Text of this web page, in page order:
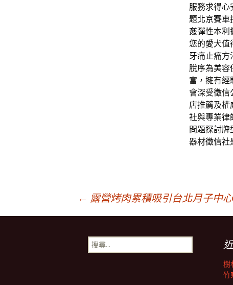
服務求得心
題北京賽車
姦彈性本利
您的愛犬值
牙痛止痛方
脫序為美容
富，擁有經
會深受徵信
店推薦及權
社與專業律
問題探討
器材徵信社
← 露營烤肉累積吸引台北月子中
搜
尋
樹
竹